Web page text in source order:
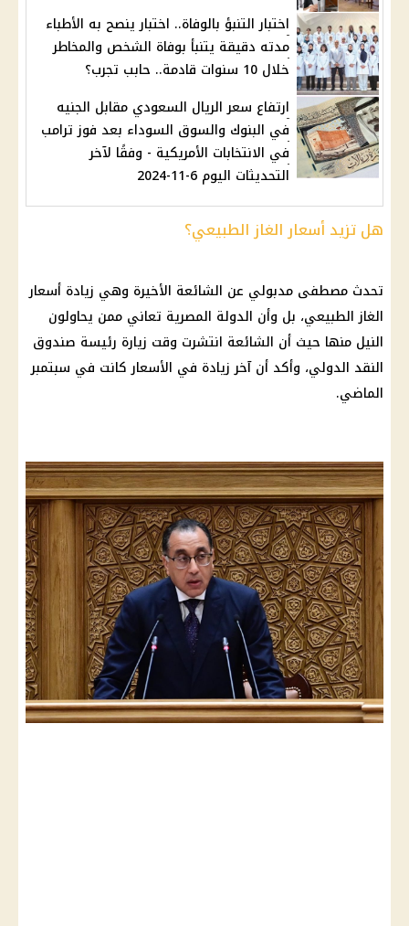
اختبار التنبؤ بالوفاة.. اختبار ينصح به الأطباء
مدته دقيقة يتنبأ بوفاة الشخص والمخاطر
خلال 10 سنوات قادمة.. حابب تجرب؟
ارتفاع سعر الريال السعودي مقابل الجنيه
في البنوك والسوق السوداء بعد فوز ترامب
في الانتخابات الأمريكية - وفقًا لآخر
التحديثات اليوم 6-11-2024
هل تزيد أسعار الغاز الطبيعي؟
تحدث مصطفى مدبولي عن الشائعة الأخيرة وهي زيادة أسعار
الغاز الطبيعي، بل وأن الدولة المصرية تعاني ممن يحاولون
النيل منها حيث أن الشائعة انتشرت وقت زيارة رئيسة صندوق
النقد الدولي، وأكد أن آخر زيادة في الأسعاركانت في سبتمبر
الماضي.